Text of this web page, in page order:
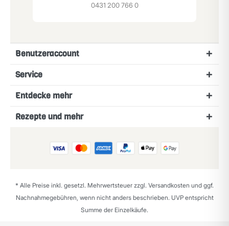
0431 200 766 0
Benutzeraccount
Service
Entdecke mehr
Rezepte und mehr
* Alle Preise inkl. gesetzl. Mehrwertsteuer zzgl. Versandkosten und ggf.
Nachnahmegebühren, wenn nicht anders beschrieben. UVP entspricht
Summe der Einzelkäufe.